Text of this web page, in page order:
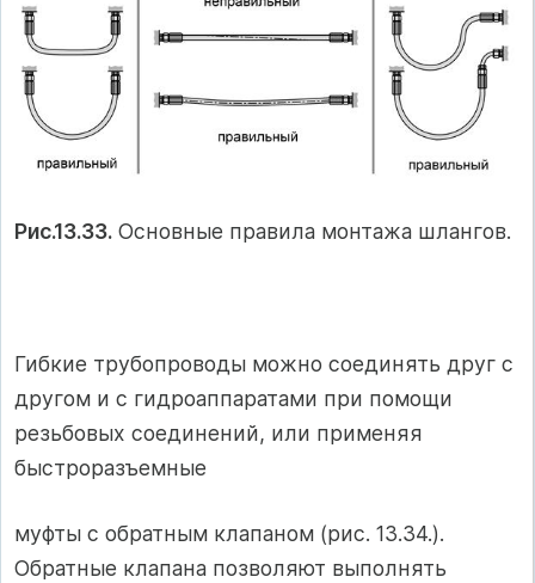
Рис.13.33. Основные правила монтажа шлангов.
Гибкие трубопроводы можно соединять друг с
другом и с гидроаппаратами при помощи
резьбовых соединений, или применяя
быстроразъемные
муфты с обратным клапаном (рис. 13.34.).
Обратные клапана позволяют выполнять